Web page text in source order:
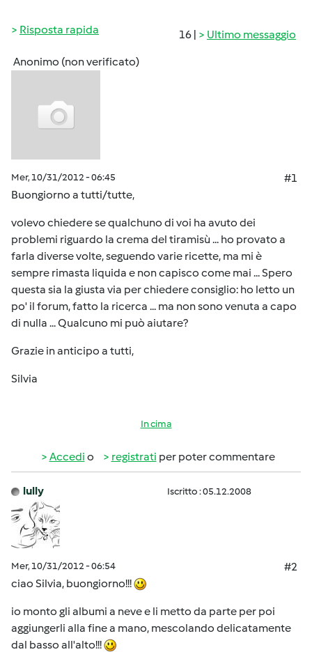
16 | Ultimo messaggio
Risposta rapida
Anonimo (non verificato)
Mer, 10/31/2012 - 06:45
#1
Buongiorno a tutti/tutte,
volevo chiedere se qualchuno di voi ha avuto dei
problemi riguardo la crema del tiramisù ... ho provato a
farla diverse volte, seguendo varie ricette, ma mi è
sempre rimasta liquida e non capisco come mai ... Spero
questa sia la giusta via per chiedere consiglio: ho letto un
po' il forum, fatto la ricerca ... ma non sono venuta a capo
di nulla ... Qualcuno mi può aiutare?
Grazie in anticipo a tutti,
Silvia
In cima
Accedi o registrati per poter commentare
lully Iscritto : 05.12.2008
Mer, 10/31/2012 - 06:54
#2
ciao Silvia, buongiorno!!!
io monto gli albumi a neve e li metto da parte per poi
aggiungerli alla fine a mano, mescolando delicatamente
dal basso all'alto!!!